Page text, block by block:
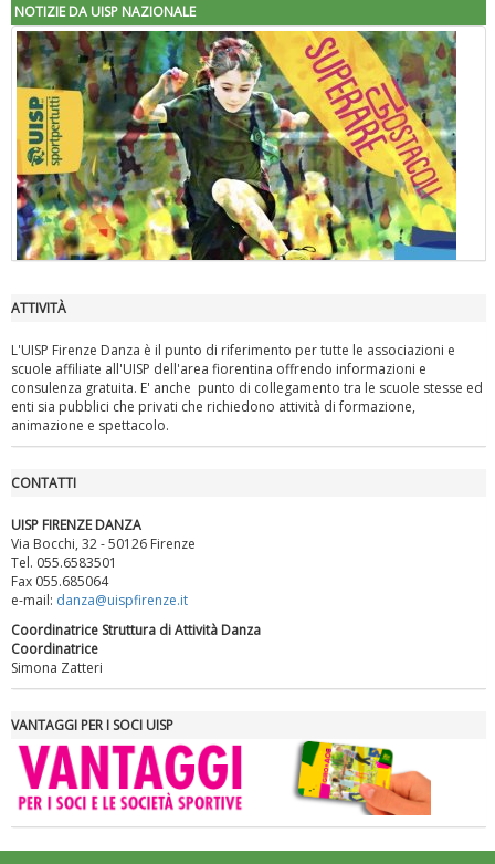
NOTIZIE DA UISP NAZIONALE
"Superare gli ostacoli": la relazione di Tiziano Pesce al CN Uisp
Luglio 2026: "Pensando con i piedi, si possono fare le
rivoluzioni"
ATTIVITÀ
L'UISP Firenze Danza è il punto di riferimento per tutte le associazioni e
scuole affiliate all'UISP dell'area fiorentina offrendo informazioni e
consulenza gratuita. E' anche punto di collegamento tra le scuole stesse ed
enti sia pubblici che privati che richiedono attività di formazione,
animazione e spettacolo.
CONTATTI
UISP FIRENZE DANZA
Via Bocchi, 32 - 50126 Firenze
Tel. 055.6583501
Fax 055.685064
e-mail: danza@uispfirenze.it
Coordinatrice Struttura di Attività Danza
Coordinatrice
Simona Zatteri
VANTAGGI PER I SOCI UISP